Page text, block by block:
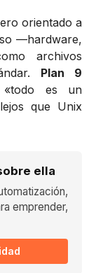
orientado a
—hardware,
archivos
Plan 9
es un
que Unix
ella
emprender,